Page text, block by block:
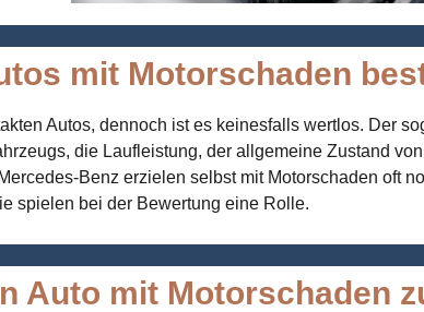
mit Motorschaden
Autos, dennoch ist es keinesfalls wertlos. Der
die Laufleistung, der allgemeine Zustand
Mercedes-Benz erzielen selbst mit Motorschaden oft
spielen bei der Bewertung eine Rolle.
Auto mit Motorschaden